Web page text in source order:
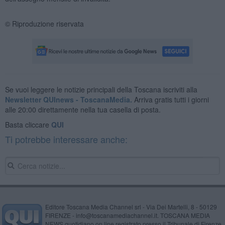
© Riproduzione riservata
Se vuoi leggere le notizie principali della Toscana iscriviti alla
Newsletter QUInews - ToscanaMedia. Arriva gratis tutti i giorni
alle 20:00 direttamente nella tua casella di posta.
Basta cliccare QUI
Ti potrebbe interessare anche:
Editore Toscana Media Channel srl - Via Dei Martelli, 8 - 50129
FIRENZE - info@toscanamediachannel.it. TOSCANA MEDIA